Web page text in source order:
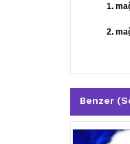
1.
2.
Benzer